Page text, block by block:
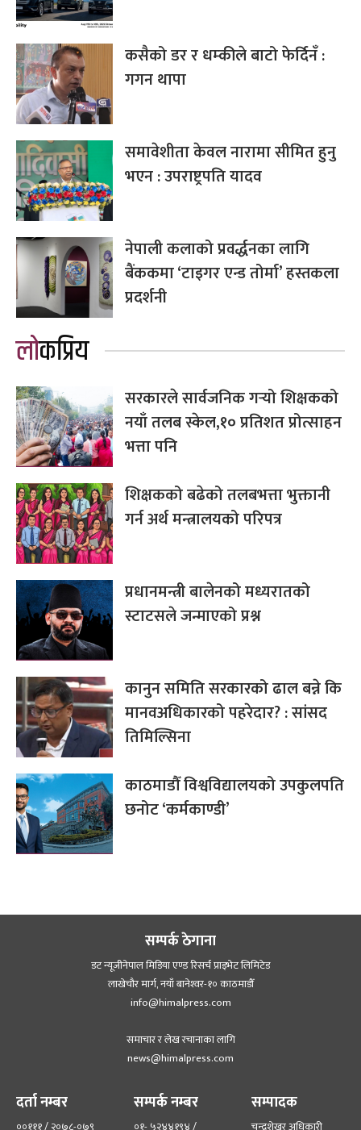
कसैको डर र धम्कीले बाटो फेर्दिनँ :
गगन थापा
समावेशीता केवल नारामा सीमित हुनु
भएन : उपराष्ट्रपति यादव
नेपाली कलाको प्रवर्द्धनका लागि
बैंककमा ‘टाइगर एन्ड तोर्मा’ हस्तकला
प्रदर्शनी
लोकप्रिय
सरकारले सार्वजनिक गर्‍यो शिक्षकको
नयाँ तलब स्केल,१० प्रतिशत प्रोत्साहन
भत्ता पनि
शिक्षकको बढेको तलबभत्ता भुक्तानी
गर्न अर्थ मन्त्रालयको परिपत्र
प्रधानमन्त्री बालेनको मध्यरातको
स्टाटसले जन्माएको प्रश्न
कानुन समिति सरकारको ढाल बन्ने कि
मानवअधिकारको पहरेदार? : सांसद
तिमिल्सिना
काठमाडौँ विश्वविद्यालयको उपकुलपति
छनोट ‘कर्मकाण्डी’
सम्पर्क ठेगाना
डट न्यूजीनेपाल मिडिया एण्ड रिसर्च प्राइभेट लिमिटेड
लाखेचौर मार्ग, नयाँ बानेश्‍वर-१० काठमाडौँ
info@himalpress.com
समाचार र लेख रचानाका लागि
news@himalpress.com
दर्ता नम्बर सम्पर्क नम्बर सम्पादक